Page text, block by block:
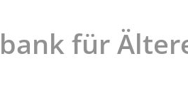
für